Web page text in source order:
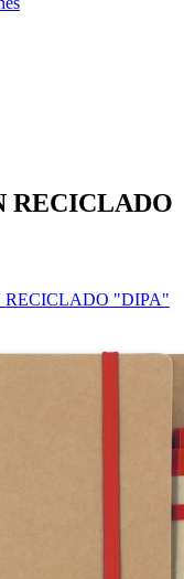
RECICLADO
RECICLADO "DIPA"